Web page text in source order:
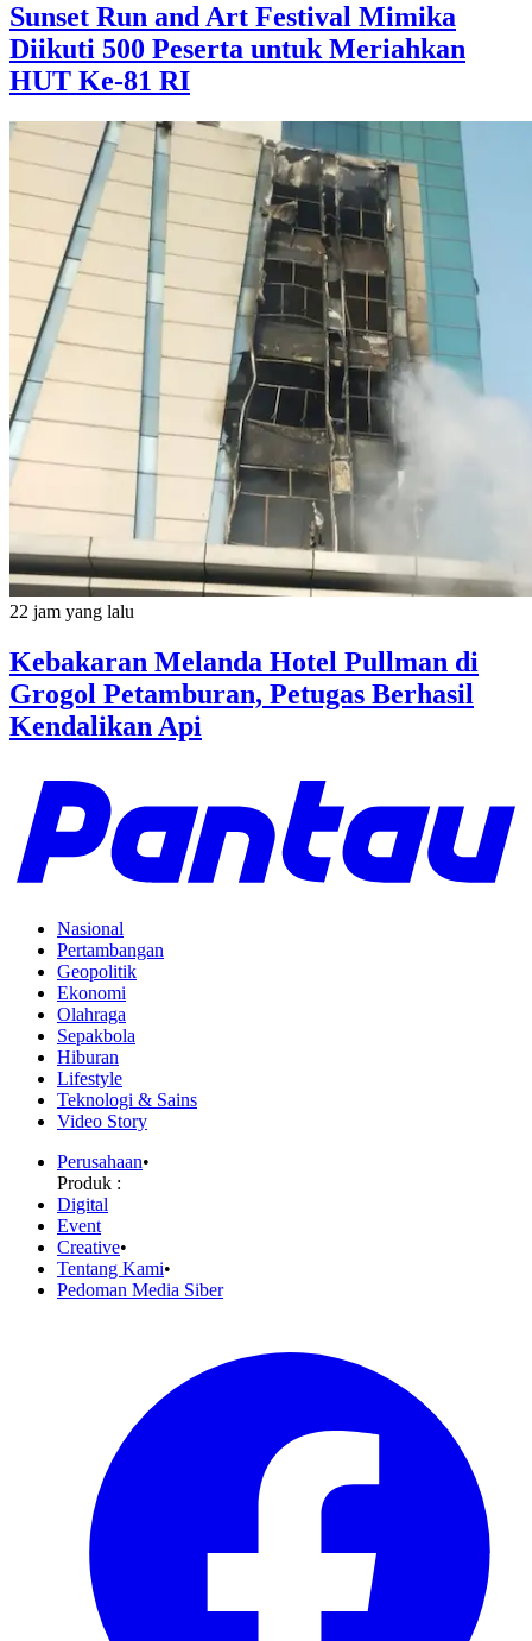
Sunset Run and Art Festival Mimika
Diikuti 500 Peserta untuk Meriahkan
HUT Ke-81 RI
22 jam yang lalu
Kebakaran Melanda Hotel Pullman di
Grogol Petamburan, Petugas Berhasil
Kendalikan Api
Nasional
Pertambangan
Geopolitik
Ekonomi
Olahraga
Sepakbola
Hiburan
Lifestyle
Teknologi & Sains
Video Story
Perusahaan•
Produk :
Digital
Event
Creative•
Tentang Kami•
Pedoman Media Siber